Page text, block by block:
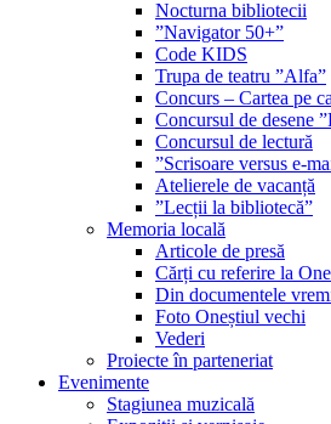
Nocturna bibliotecii
”Navigator 50+”
Code KIDS
Trupa de teatru ”Alfa”
Concurs – Cartea pe
Concursul de desene
Concursul de lectură
”Scrisoare versus e-
Atelierele de vacanță
”Lecții la bibliotecă”
Memoria locală
Articole de presă
Cărți cu referire la
Din documentele
Foto Oneștiul vechi
Vederi
Proiecte în parteneriat
Evenimente
Stagiunea muzicală